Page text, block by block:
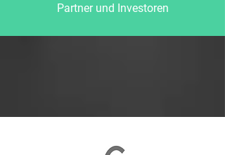
Partner und Investoren